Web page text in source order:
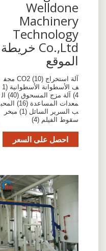
Welldone
Machinery
Technology
Co.,Ltd خريطة
الموقع
آلة استخراج CO2 (10) مجف
ف الأسطوانة الأسطوانية (1
4) آلة مزج المسحوق (40) ال
معدات المساعدة (16) المحب
ب السرير السائل (1) مبخر
سقوط الفيلم (4)
احصل على السعر